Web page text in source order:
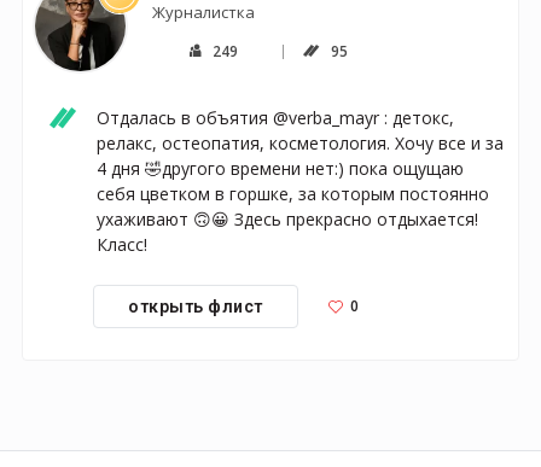
Журналистка
249 95
Отдалась в объятия @verba_mayr : детокс,
релакс, остеопатия, косметология. Хочу все и за
4 дня 🤣другого времени нет:) пока ощущаю
себя цветком в горшке, за которым постоянно
ухаживают 🙃😀 Здесь прекрасно отдыхается!
Класс!
открыть флист 0